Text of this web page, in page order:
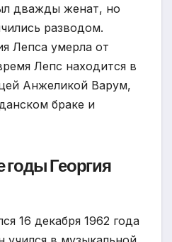
дважды женат, но
разводом.
Лепса умерла от
Лепс находится в
Анжеликой Варум,
браке и
Георгия
16 декабря 1962 года